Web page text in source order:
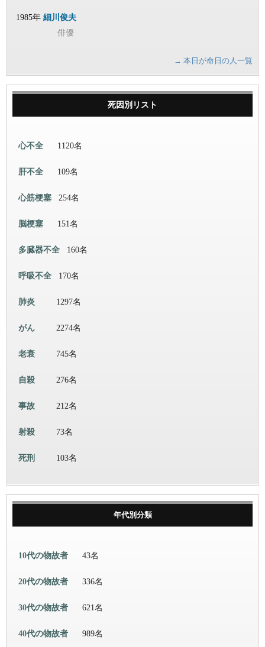
1985年 細川俊夫
俳優
→ 本日が命日の人一覧
死因別リスト
心不全 1120名
肝不全 109名
心筋梗塞 254名
脳梗塞 151名
多臓器不全 160名
呼吸不全 170名
肺炎 1297名
がん 2274名
老衰 745名
自殺 276名
事故 212名
射殺 73名
死刑 103名
年代別分類
10代の物故者 43名
20代の物故者 336名
30代の物故者 621名
40代の物故者 989名